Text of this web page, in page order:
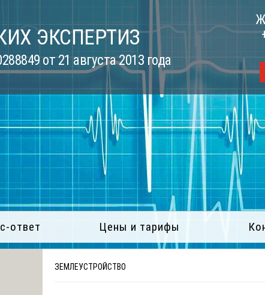
ЭКСПЕРТИЗ
от 21 августа 2013 года
ответ Цены и тарифы
ЗЕМЛЕУСТРОЙСТВО